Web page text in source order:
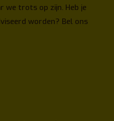
we trots op zijn. Heb je
worden? Bel ons